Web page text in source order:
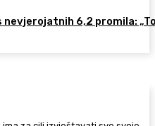
6,2 promila: